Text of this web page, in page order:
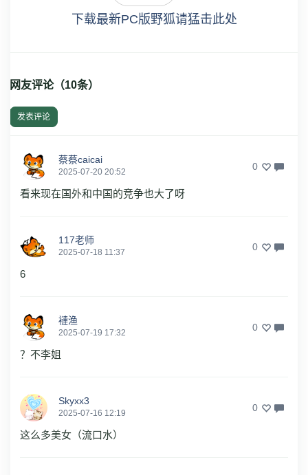
下载最新PC版野狐请猛击此处
网友评论（10条）
发表评论
蔡蔡caicai
2025-07-20 20:52 0
看来现在国外和中国的竞争也大了呀
117老师
2025-07-18 11:37 0
6
褳渔
2025-07-19 17:32 0
？不李姐
Skyxx3
2025-07-16 12:19 0
这么多美女（流口水）